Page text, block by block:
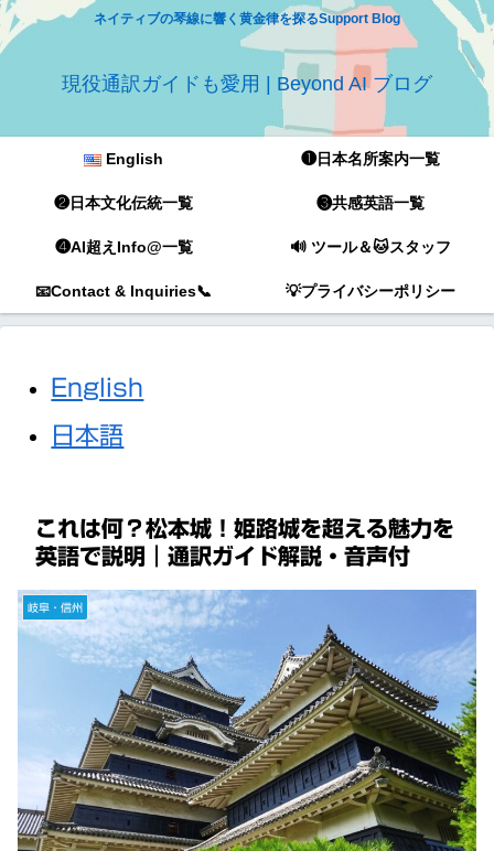
ネイティブの琴線に響く黄金律を探るSupport Blog
現役通訳ガイドも愛用 | Beyond AI ブログ
English ❶日本名所案内一覧
❷日本文化伝統一覧 ❸共感英語一覧
❹AI超えInfo@一覧 🔊 ツール＆🐱スタッフ
📧Contact & Inquiries📞 💡プライバシーポリシー
English
日本語
これは何？松本城！姫路城を超える魅力を
英語で説明｜通訳ガイド解説・音声付
岐阜・信州